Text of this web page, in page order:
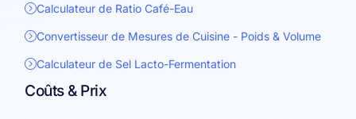
Calculateur de Ratio Café-Eau
Convertisseur de Mesures de Cuisine - Poids & Volume
Calculateur de Sel Lacto-Fermentation
Coûts & Prix